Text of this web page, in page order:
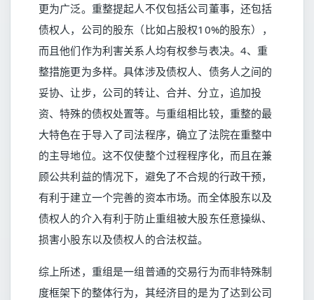
更为广泛。重整提起人不仅包括公司董事，还包括
债权人，公司的股东（比如占股权10%的股东），
而且他们作为利害关系人均有权参与表决。4、重
整措施更为多样。具体涉及债权人、债务人之间的
妥协、让步，公司的转让、合并、分立，追加投
资、特殊的债权处置等。与重组相比较，重整的最
大特色在于导入了司法程序，确立了法院在重整中
的主导地位。这不仅使整个过程程序化，而且在兼
顾公共利益的情况下，避免了不合规的行政干预，
有利于建立一个完善的资本市场。而全体股东以及
债权人的介入有利于防止重组被大股东任意操纵、
损害小股东以及债权人的合法权益。
综上所述，重组是一组普通的交易行为而非特殊制
度框架下的整体行为，其经济目的是为了达到公司